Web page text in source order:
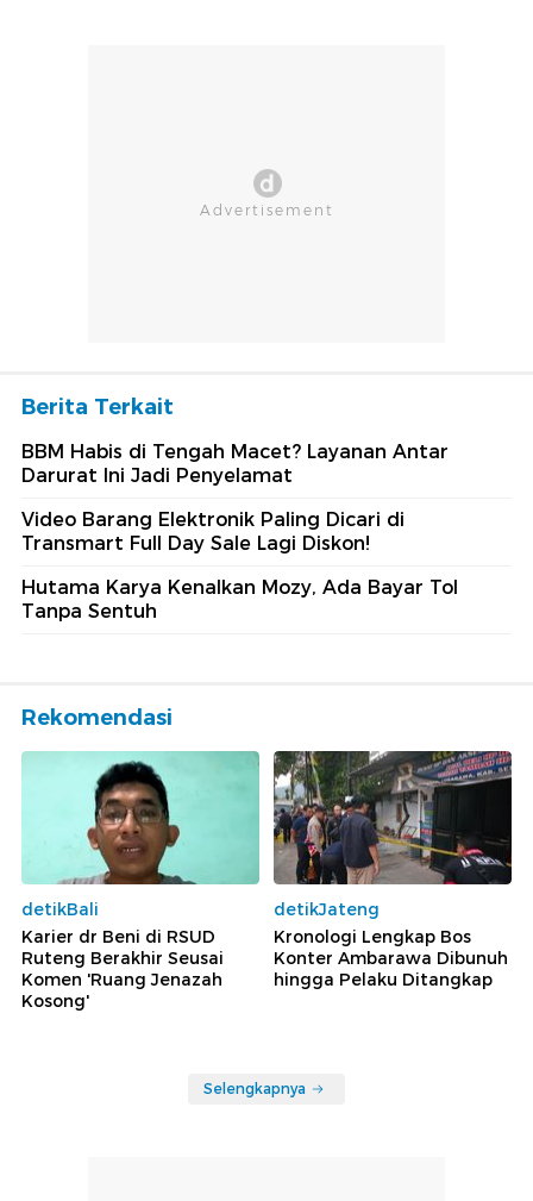
Berita Terkait
BBM Habis di Tengah Macet? Layanan Antar
Darurat Ini Jadi Penyelamat
Video Barang Elektronik Paling Dicari di
Transmart Full Day Sale Lagi Diskon!
Hutama Karya Kenalkan Mozy, Ada Bayar Tol
Tanpa Sentuh
Rekomendasi
detikBali
Karier dr Beni di RSUD
Ruteng Berakhir Seusai
Komen 'Ruang Jenazah
Kosong'
detikJateng
Kronologi Lengkap Bos
Konter Ambarawa Dibunuh
hingga Pelaku Ditangkap
Selengkapnya